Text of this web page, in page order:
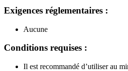
Exigences réglementaires :
Aucune
Conditions requises :
Il est recommandé d’utiliser au